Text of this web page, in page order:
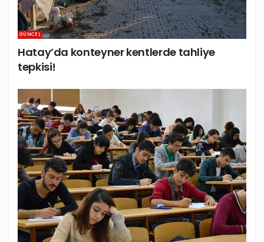
GÜNCEL
Hatay’da konteyner kentlerde tahliye
tepkisi!